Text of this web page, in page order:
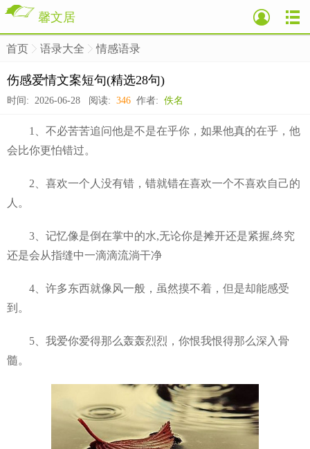
馨文居
首页 语录大全 情感语录
伤感爱情文案短句(精选28句)
时间: 2026-06-28 阅读: 346 作者: 佚名
1、不必苦苦追问他是不是在乎你，如果他真的在乎，他
会比你更怕错过。
2、喜欢一个人没有错，错就错在喜欢一个不喜欢自己的
人。
3、记忆像是倒在掌中的水,无论你是摊开还是紧握,终究
还是会从指缝中一滴滴流淌干净
4、许多东西就像风一般，虽然摸不着，但是却能感受
到。
5、我爱你爱得那么轰轰烈烈，你恨我恨得那么深入骨
髓。